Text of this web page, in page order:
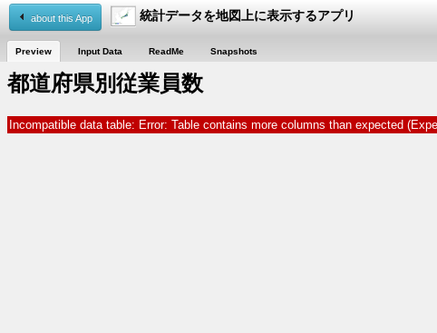
about this App 統計データを地図上に表示するアプリ
Preview Input Data ReadMe Snapshots